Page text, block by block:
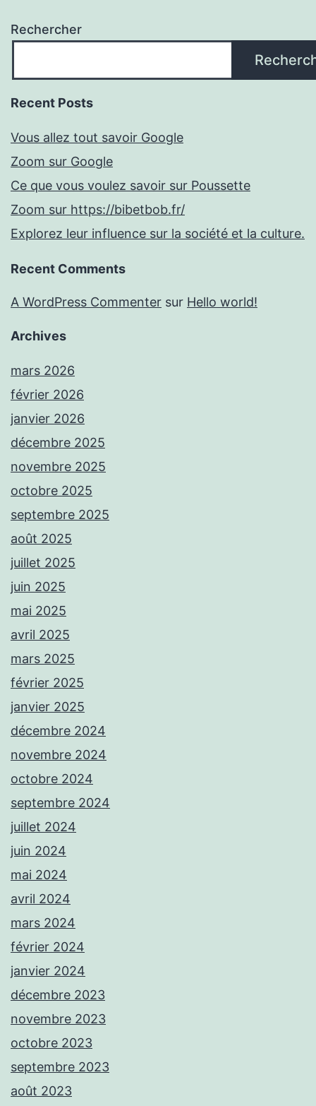
Rechercher
Recent Posts
Vous allez tout savoir Google
Zoom sur Google
Ce que vous voulez savoir sur Poussette
Zoom sur https://bibetbob.fr/
Explorez leur influence sur la société et la culture.
Recent Comments
A WordPress Commenter sur Hello world!
Archives
mars 2026
février 2026
janvier 2026
décembre 2025
novembre 2025
octobre 2025
septembre 2025
août 2025
juillet 2025
juin 2025
mai 2025
avril 2025
mars 2025
février 2025
janvier 2025
décembre 2024
novembre 2024
octobre 2024
septembre 2024
juillet 2024
juin 2024
mai 2024
avril 2024
mars 2024
février 2024
janvier 2024
décembre 2023
novembre 2023
octobre 2023
septembre 2023
août 2023